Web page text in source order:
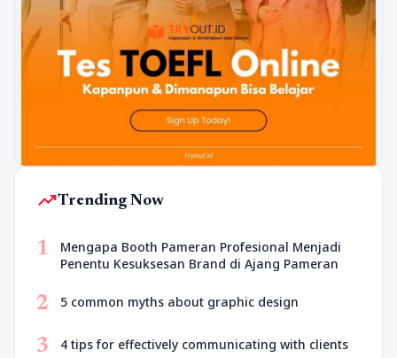
trending_upTrending Now
1
Mengapa Booth Pameran Profesional Menjadi
Penentu Kesuksesan Brand di Ajang Pameran
2 5 common myths about graphic design
3 4 tips for effectively communicating with clients